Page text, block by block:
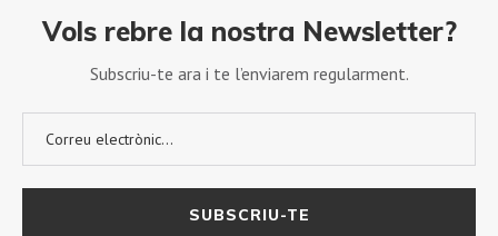
Vols rebre la nostra Newsletter?
Subscriu-te ara i te l’enviarem regularment.